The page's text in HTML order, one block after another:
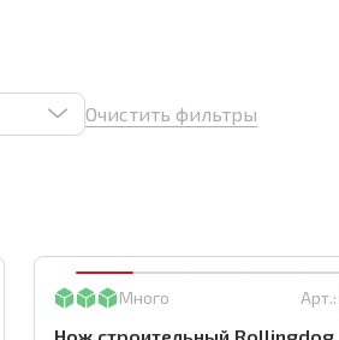
Очистить фильтры
Много Арт.: